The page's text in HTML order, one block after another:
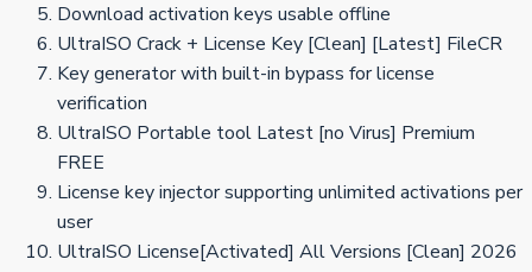
Download activation keys usable offline
UltraISO Crack + License Key [Clean] [Latest] FileCR
Key generator with built-in bypass for license
verification
UltraISO Portable tool Latest [no Virus] Premium
FREE
License key injector supporting unlimited activations per
user
UltraISO License[Activated] All Versions [Clean] 2026